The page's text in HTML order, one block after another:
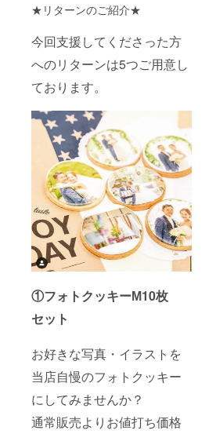
★リターンのご紹介★
今回支援してくださった方
へのリターンは5つご用意し
ております。
①フォトクッキーМ10枚
セット
お好きな写真・イラストを
当店自慢のフォトクッキー
にしてみませんか？
通常販売よりお値打ち価格